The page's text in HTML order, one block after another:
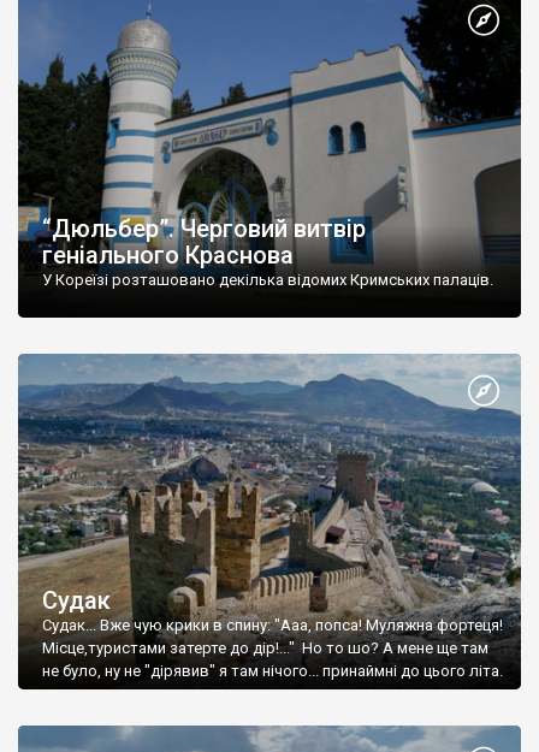
“Дюльбер”. Черговий витвір
геніального Краснова
У Кореїзі розташовано декілька відомих Кримських палаців.
Судак
Судак... Вже чую крики в спину: "Ааа, попса! Муляжна фортеця!
Місце,туристами затерте до дір!..." Но то шо? А мене ще там
не було, ну не "дірявив" я там нічого... принаймні до цього літа.